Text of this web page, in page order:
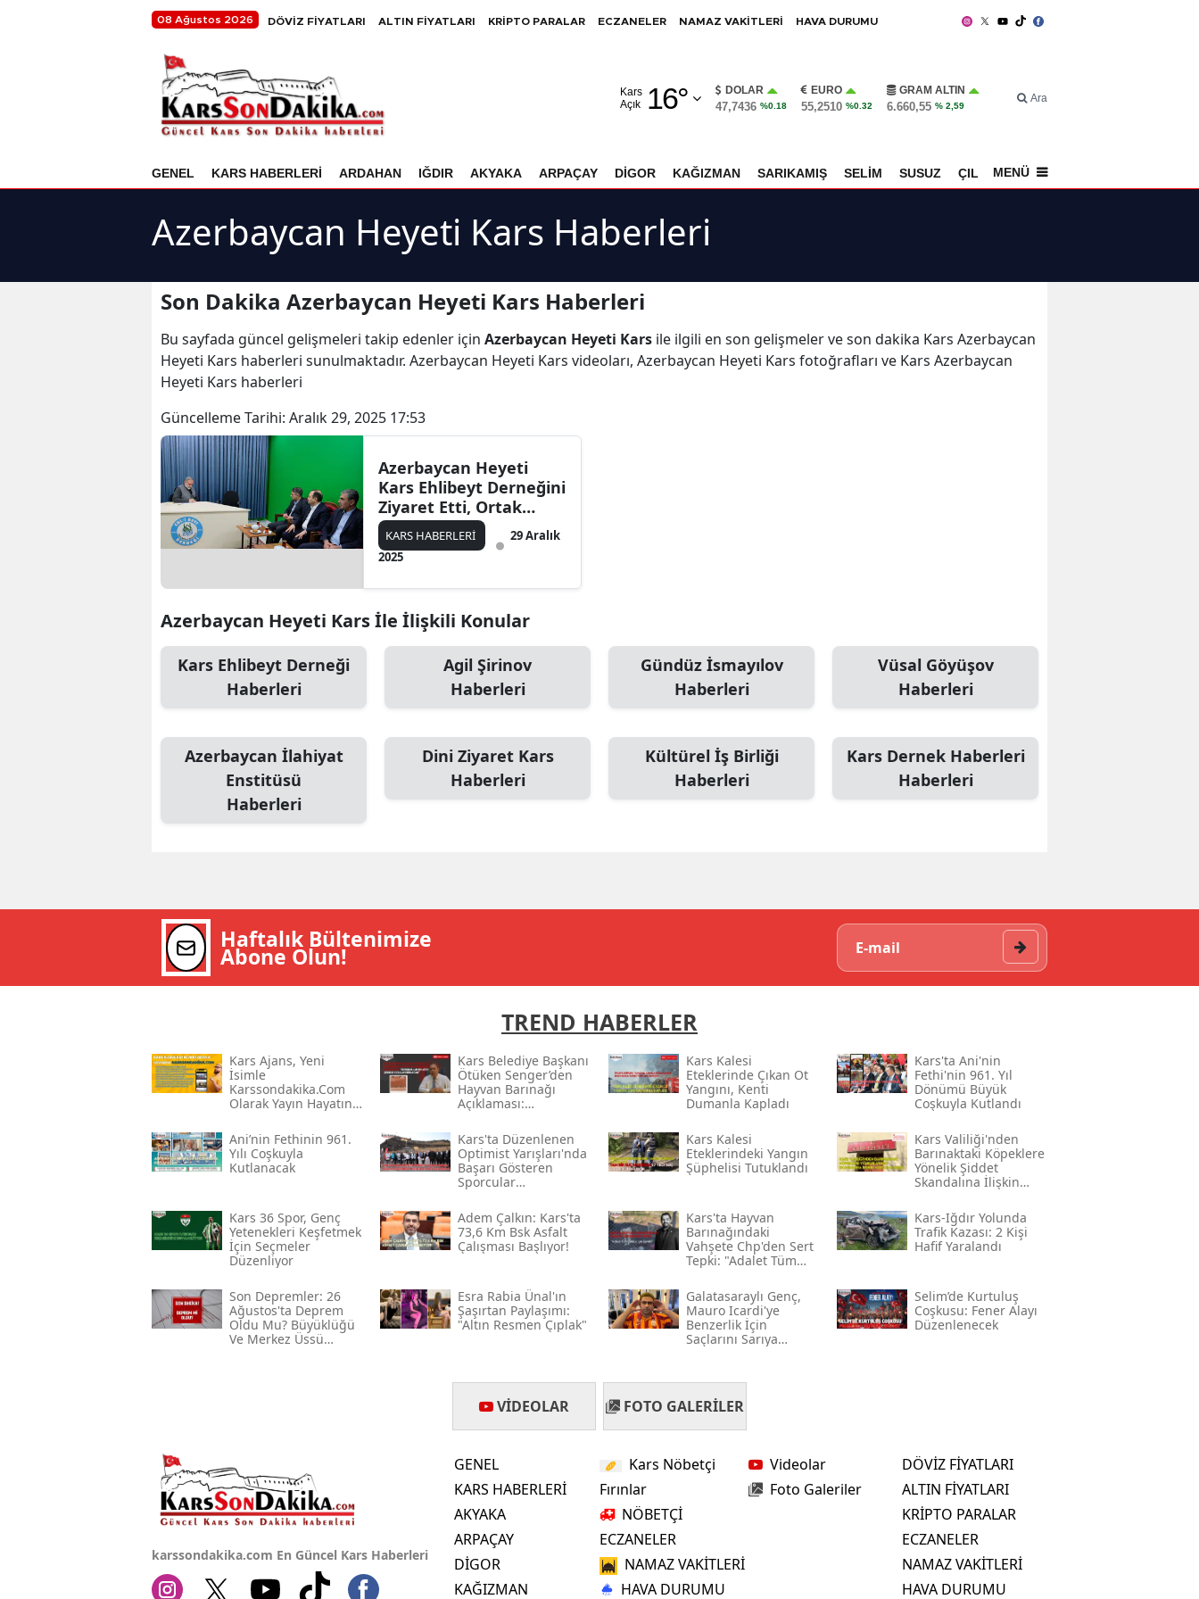
08 Ağustos 2026 DÖVİZ FİYATLARI ALTIN FİYATLARI KRİPTO PARALAR ECZANELER NAMAZ VAKİTLERİ HAVA DURUMU
Kars
Açık
16°
Adıyaman
Ankara
Artvin
Aydın
Çankırı
Çorum
Denizli
Diyarbakır
Gümüşhane
Hatay
Mersin
İstanbul
İzmir
Kars
Kayseri
Kocaeli
Kütahya
DOLAR
47,7436 %0.18
EURO
55,2510 %0.32
GRAM ALTIN
6.660,55 % 2,59
Ara
GENEL KARS HABERLERİ ARDAHAN IĞDIR AKYAKA ARPAÇAY DİGOR KAĞIZMAN SARIKAMIŞ SELİM SUSUZ ÇILDIR SPOR
MENÜ
Azerbaycan Heyeti Kars Haberleri
Son Dakika Azerbaycan Heyeti Kars Haberleri
Bu sayfada güncel gelişmeleri takip edenler için Azerbaycan Heyeti Kars ile ilgili en son gelişmeler ve son dakika Kars Azerbaycan
Heyeti Kars haberleri sunulmaktadır. Azerbaycan Heyeti Kars videoları, Azerbaycan Heyeti Kars fotoğrafları ve Kars Azerbaycan
Heyeti Kars haberleri
Güncelleme Tarihi: Aralık 29, 2025 17:53
Azerbaycan Heyeti
Kars Ehlibeyt Derneğini
Ziyaret Etti, Ortak
Çalışmalar Ele Alındı
KARS HABERLERİ
29 Aralık
2025
Azerbaycan Heyeti Kars İle İlişkili Konular
Kars Ehlibeyt Derneği
Haberleri
Agil Şirinov
Haberleri
Gündüz İsmayılov
Haberleri
Vüsal Göyüşov
Haberleri
Azerbaycan İlahiyat
Enstitüsü
Haberleri
Dini Ziyaret Kars
Haberleri
Kültürel İş Birliği
Haberleri
Kars Dernek Haberleri
Haberleri
Haftalık Bültenimize
Abone Olun!
TREND HABERLER
Kars Ajans, Yeni
İsimle
Karssondakika.com
Olarak Yayın Hayatına
Kars Belediye Başkanı
Ötüken Senger’den
Hayvan Barınağı
Açıklaması:
Şekilde
Cezalandırılacak”
Kars Kalesi
Eteklerinde Çıkan Ot
Yangını, Kenti
Dumanla Kapladı
Kars'ta Ani'nin
Fethi'nin 961. Yıl
Dönümü Büyük
Coşkuyla Kutlandı
Ani’nin Fethinin 961.
Yılı Coşkuyla
Kutlanacak
Kars'ta Düzenlenen
Optimist Yarışları'nda
Başarı Gösteren
Sporcular
Kars Kalesi
Eteklerindeki Yangın
Şüphelisi Tutuklandı
Kars Valiliği'nden
Barınaktaki Köpeklere
Yönelik Şiddet
Skandalına İlişkin
Kars 36 Spor, Genç
Yetenekleri Keşfetmek
İçin Seçmeler
Düzenliyor
Adem Çalkın: Kars'ta
73,6 Km Bsk Asfalt
Çalışması Başlıyor!
Kars'ta Hayvan
Barınağındaki
Vahşete Chp'den Sert
Tepki: "adalet Tüm
Kars-Iğdır Yolunda
Trafik Kazası: 2 Kişi
Hafif Yaralandı
Son Depremler: 26
Ağustos'ta Deprem
Oldu Mu? Büyüklüğü
Ve Merkez Üssü
Esra Rabia Ünal'ın
Şaşırtan Paylaşımı:
"altın Resmen Çıplak"
Galatasaraylı Genç,
Mauro Icardi'ye
Benzerlik İçin
Saçlarını Sarıya
Selim’de Kurtuluş
Coşkusu: Fener Alayı
Düzenlenecek
VIDEOLAR FOTO GALERILER
karssondakika.com En Güncel Kars Haberleri
GENEL
KARS HABERLERİ
AKYAKA
ARPAÇAY
DİGOR
KAĞIZMAN
Kars Nöbetçi
Fırınlar
NÖBETÇİ
ECZANELER
NAMAZ VAKİTLERİ
HAVA DURUMU
Videolar
Foto Galeriler
DÖVİZ FİYATLARI
ALTIN FİYATLARI
KRİPTO PARALAR
ECZANELER
NAMAZ VAKİTLERİ
HAVA DURUMU